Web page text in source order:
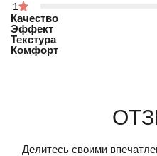
1
Качество
Эффект
Текстура
Комфорт
Делитесь своими